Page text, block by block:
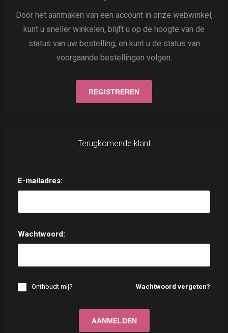
Door het aanmaken van een account in onze webwinkel,
kunt u sneller winkelen, blijft u op de hoogte van de
status van uw bestelling, en kunt u de status van
voorgaande bestellingen volgen.
Terugkomende klant
E-mailadres:
Wachtwoord:
Wachtwoord vergeten?
Onthoudt mij?